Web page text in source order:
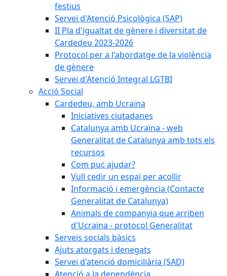
festius
Servei d'Atenció Psicològica (SAP)
II Pla d'igualtat de gènere i diversitat de
Cardedeu 2023-2026
Protocol per a l'abordatge de la violència
de gènere
Servei d'Atenció Integral LGTBI
Acció Social
Cardedeu, amb Ucraïna
Iniciatives ciutadanes
Catalunya amb Ucraïna - web
Generalitat de Catalunya amb tots els
recursos
Com puc ajudar?
Vull cedir un espai per acollir
Informació i emergència (Contacte
Generalitat de Catalunya)
Animals de companyia que arriben
d'Ucraïna - protocol Generalitat
Serveis socials bàsics
Ajuts atorgats i denegats
Servei d'atenció domiciliària (SAD)